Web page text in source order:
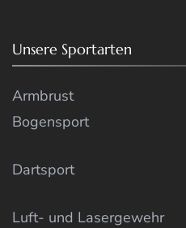
Unsere Sportarten
Armbrust
Bogensport
Dartsport
Luft- und Lasergewehr